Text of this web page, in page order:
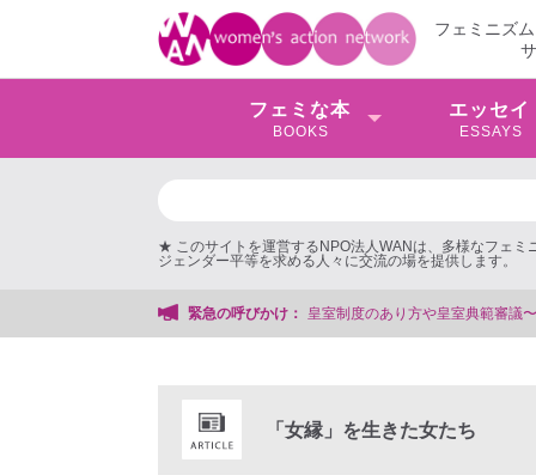
フェミニズ
フェミな本
BOOKS
エッセイ
ESSAYS
★ このサイトを運営するNPO法人WANは、多様なフェ
ジェンダー平等を求める人々に交流の場を提供します。
緊急の呼びかけ：
制度のあり方や皇室典範審議〜女性団体から声明や批判の声〜
「女縁」を生きた女たち